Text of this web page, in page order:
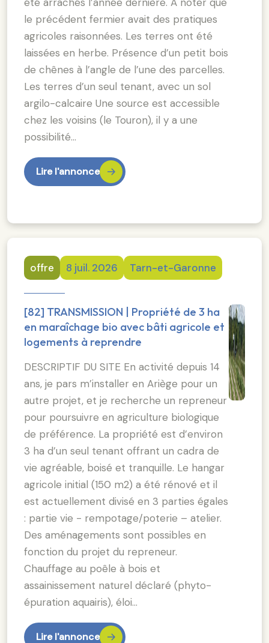
le précédent fermier avait des pratiques
agricoles raisonnées. Les terres ont été
laissées en herbe. Présence d’un petit bois
de chênes à l’angle de l’une des parcelles.
Les terres d’un seul tenant, avec un sol
argilo-calcaire Une source est accessible
chez les voisins (le Touron), il y a une
possibilité…
Lire l'annonce
offre 8 juil. 2026 Tarn-et-Garonne
[82] TRANSMISSION | Propriété de 3 ha
en maraîchage bio avec bâti agricole et
logements à reprendre
DESCRIPTIF DU SITE En activité depuis 14
ans, je pars m’installer en Ariège pour un
autre projet, et je recherche un repreneur
pour poursuivre en agriculture biologique
de préférence. La propriété est d’environ
3 ha d’un seul tenant offrant un cadra de
vie agréable, boisé et tranquille. Le hangar
agricole initial (150 m2) a été rénové et il
est actuellement divisé en 3 parties égales
: partie vie - rempotage/poterie – atelier.
Des aménagements sont possibles en
fonction du projet du repreneur.
Chauffage au poêle à bois et
assainissement naturel déclaré (phyto-
épuration aquairis), éloi…
Lire l'annonce